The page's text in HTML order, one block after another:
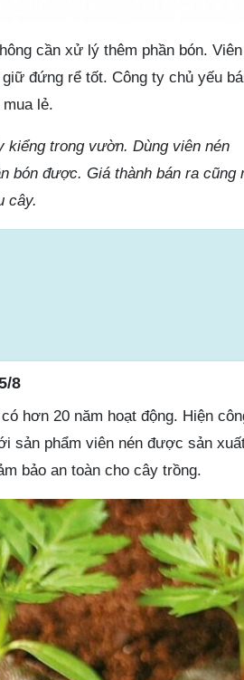
cần xử lý thêm phần bón. Viên
đứng rể tốt. Công ty chủ yếu
lẻ.
kiểng trong vườn. Dùng viên nén
bón được. Giá thành bán ra cũng
cây.
8
hơn 20 năm hoạt động. Hiện
sản phẩm viên nén được sản
bảo an toàn cho cây trồng.